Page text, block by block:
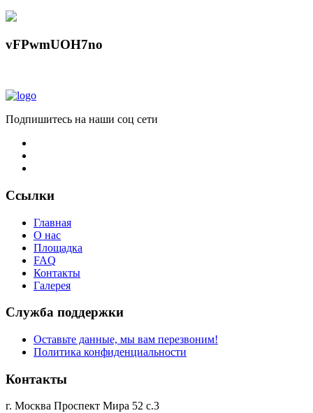
vFPwmUOH7no
Подпишитесь на наши соц сети
Ссылки
Главная
О нас
Площадка
FAQ
Контакты
Галерея
Служба поддержки
Оставьте данные, мы вам перезвоним!
Политика конфиденциальности
Контакты
г. Москва Проспект Мира 52 с.3